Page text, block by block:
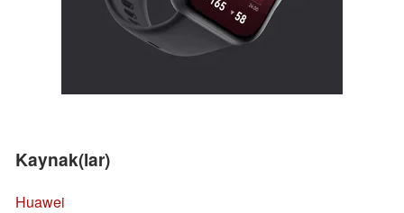
Kaynak(lar)
Huawei